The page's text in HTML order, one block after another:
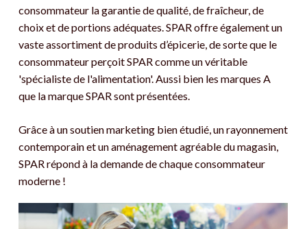
consommateur la garantie de qualité, de fraîcheur, de
choix et de portions adéquates. SPAR offre également un
vaste assortiment de produits d’épicerie, de sorte que le
consommateur perçoit SPAR comme un véritable
'spécialiste de l'alimentation'. Aussi bien les marques A
que la marque SPAR sont présentées.
Grâce à un soutien marketing bien étudié, un rayonnement
contemporain et un aménagement agréable du magasin,
SPAR répond à la demande de chaque consommateur
moderne !